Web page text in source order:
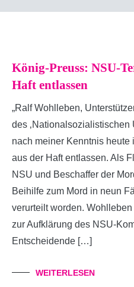
König-Preuss: NSU-
Haft entlassen
„Ralf Wohlleben,
des ‚Nationalsozialistischen
nach meiner Kenntnis
aus der Haft entlassen. Als
NSU und Beschaffer der
Beihilfe zum Mord in neun
verurteilt worden.
zur Aufklärung des NSU-
Entscheidende […]
WEITERLESEN